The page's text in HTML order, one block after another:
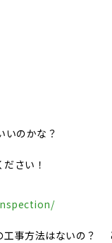
いのかな？
さい！
工事方法はないの